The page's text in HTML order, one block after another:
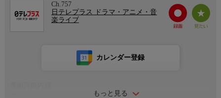
Ch.757
日テレプラス ドラマ・アニメ・音
楽ライブ
もっと見る
カレンダー登録